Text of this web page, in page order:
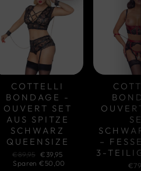
COTTELLI
BONDAGE -
OUVERT SET
AUS SPITZE
SCHWARZ
QUEENSIZE
Normaler
Preis
€89,95 Sonderpreis
€39,95
Sparen €50,00
–
3-